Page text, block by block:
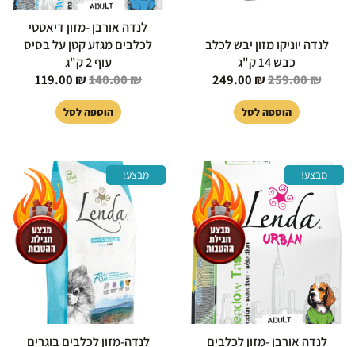
לנדה יוניקו מזון יבש לכלב
כבש 14 ק"ג
259.00₪
249.00 ₪
הוספה לסל
לנדה אורבן -מזון דיאטטי
לכלבים מגזע קטן על בסיס
עוף 2 ק"ג
140.00₪
119.00 ₪
הוספה לסל
מבצע!
לנדה אורבן -מזון לכלבים
המחיר
המקורי
היה:
140.00 ₪.
המחיר
הנוכחי
הוא:
119.00 ₪.
מבצע!
לנדה-מזון לכלבים בוגרים
המחיר
המקורי
היה:
149.00 ₪.
המחיר
הנוכחי
הוא:
₪.